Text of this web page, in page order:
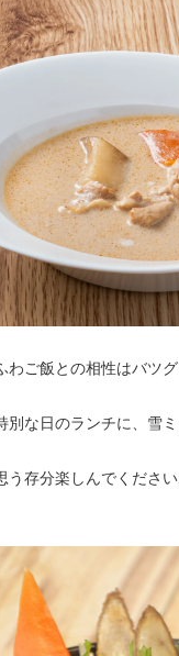
ご飯との相性はバツ
な日のランチに、雪
う存分楽しんでくださ